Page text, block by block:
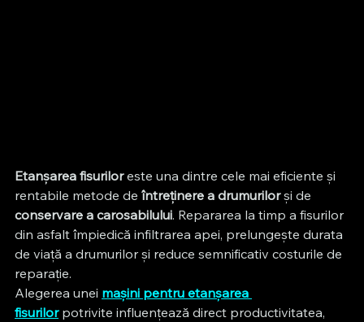
Etanșarea fisurilor este una dintre cele mai eficiente și
rentabile metode de întreținere a drumurilor și de
conservare a carosabilului. Repararea la timp a fisurilor
din asfalt împiedică infiltrarea apei, prelungește durata
de viață a drumurilor și reduce semnificativ costurile de
reparație.
Alegerea unei mașini pentru etanșarea
fisurilor potrivite influențează direct productivitatea,